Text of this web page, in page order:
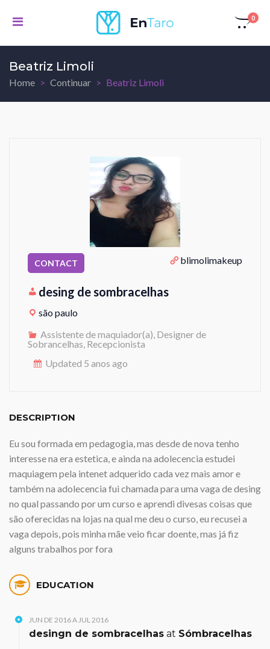
0
Beatriz Limoli
Home Continuar Beatriz Limoli
blimolimakeup
desing de sombracelhas
são paulo
Assistente de maquiador(a), Designer de
Sobrancelhas, Recepcionista
Updated 5 anos ago
DESCRIPTION
Eu sou formada em pedagogia, mas desde de nova tenho
interesse na era estetica, e ainda na adolecencia estudei
maquiagem pela intenet adquerido cada vez mais amor e
também na adolecencia fui chamada para uma vaga de desing
no qual passando por um curso e aprendi divesas coisas que
são oferecidas na lojas na qual me deu o curso, eu recusei a
vaga depois, pois minha mãe veio ficar doente, mas já fiz
alguns trabalhos por fora
EDUCATION
JUN DE 2016 A JUL 2016
desingn de sombracelhas at Sómbracelhas